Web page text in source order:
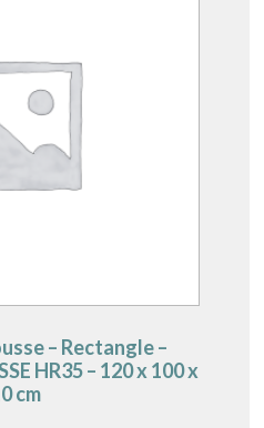
– Rectangle –
HR35 – 120 x 100 x
cm